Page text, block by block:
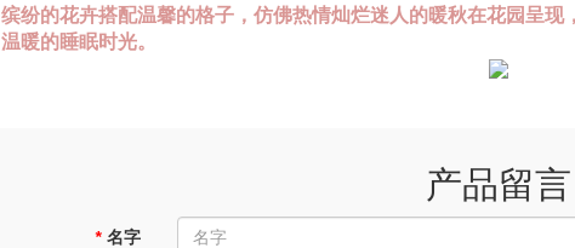
缤纷的花卉搭配温馨的格子，仿佛热情灿烂迷人的暖秋在花园呈
温暖的睡眠时光。
产品留言
* 名字